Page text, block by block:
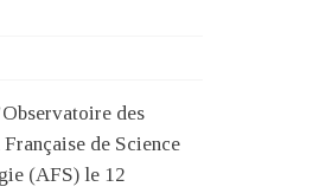
des
de Science
(AFS) le 12